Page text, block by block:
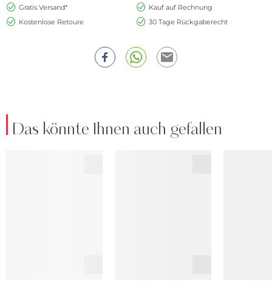
Gratis Versand*
Kauf auf Rechnung
Kostenlose Retoure
30 Tage Rückgaberecht
Das könnte Ihnen auch gefallen